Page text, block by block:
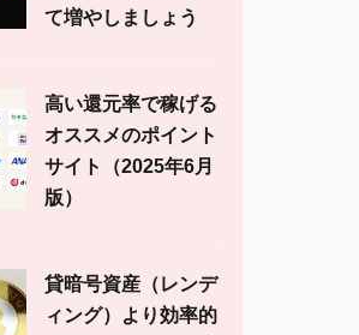
て増やしましょう
高い還元率で稼げる
オススメのポイント
サイト（2025年6月
版）
貸暗号資産（レンデ
ィング）より効率的